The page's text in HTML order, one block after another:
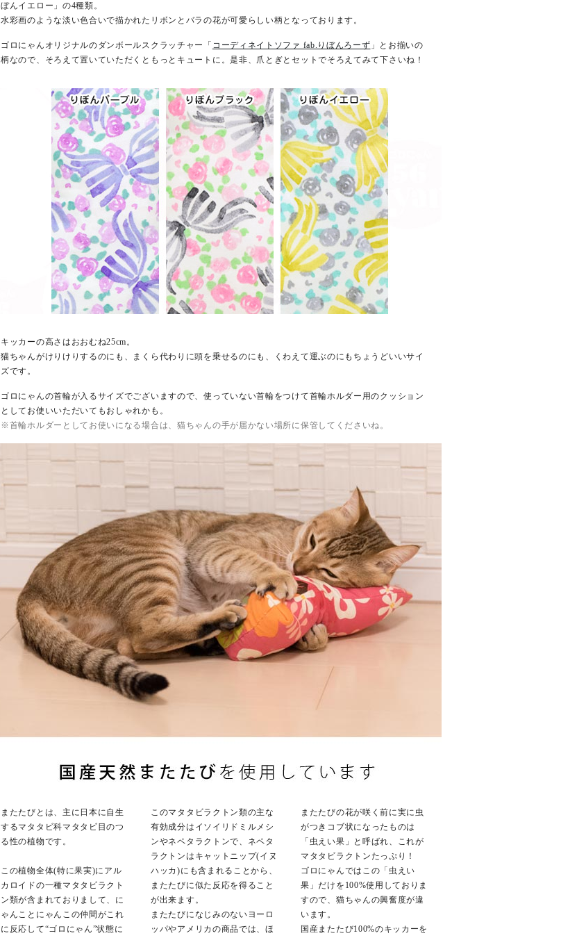
ぼんイエロー」の4種類。
水彩画のような淡い色合いで描かれたリボンとバラの花が可愛らしい柄となっております。
ゴロにゃんオリジナルのダンボールスクラッチャー「 コーディネイトソファ fab.りぼんろーず 」とお揃いの
柄なので、そろえて置いていただくともっとキュートに。是非、爪とぎとセットでそろえてみて下さいね！
キッカーの高さはおおむね25cm。
猫ちゃんがけりけりするのにも、まくら代わりに頭を乗せるのにも、くわえて運ぶのにもちょうどいいサイ
ズです。
ゴロにゃんの首輪が入るサイズでございますので、使っていない首輪をつけて首輪ホルダー用のクッション
としてお使いいただいてもおしゃれかも。
※首輪ホルダーとしてお使いになる場合は、猫ちゃんの手が届かない場所に保管してくださいね。
またたびとは、主に日本に自生
するマタタビ科マタタビ目のつ
る性の植物です。
この植物全体(特に果実)にアル
カロイドの一種マタタビラクト
ン類が含まれておりまして、に
ゃんことにゃんこの仲間がこれ
に反応して“ゴロにゃん”状態に
このマタタビラクトン類の主な
有効成分はイソイリドミルメシ
ンやネペタラクトンで、ネペタ
ラクトンはキャットニップ(イヌ
ハッカ)にも含まれることから、
またたびに似た反応を得ること
が出来ます。
またたびになじみのないヨーロ
ッパやアメリカの商品では、ほ
またたびの花が咲く前に実に虫
がつきコブ状になったものは
「虫えい果」と呼ばれ、これが
マタタビラクトンたっぷり！
ゴロにゃんではこの「虫えい
果」だけを100%使用しておりま
すので、猫ちゃんの興奮度が違
います。
国産またたび100%のキッカーを